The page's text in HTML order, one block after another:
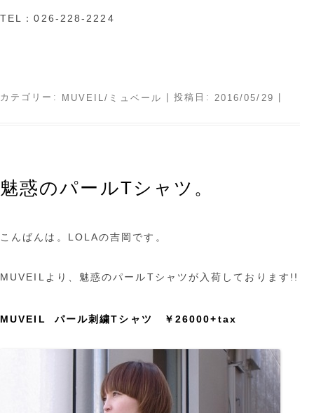
TEL：026-228-2224
カテゴリー: MUVEIL/ミュベール | 投稿日: 2016/05/29 |
魅惑のパールTシャツ。
こんばんは。LOLAの吉岡です。
MUVEILより、魅惑のパールTシャツが入荷しております!!
MUVEIL パール刺繍Tシャツ ￥26000+tax